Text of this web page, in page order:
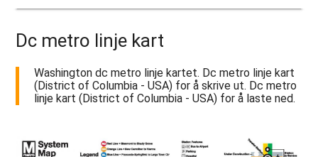
Dc metro linje kart
Washington dc metro linje kartet. Dc metro linje kart
(District of Columbia - USA) for å skrive ut. Dc metro
linje kart (District of Columbia - USA) for å laste ned.